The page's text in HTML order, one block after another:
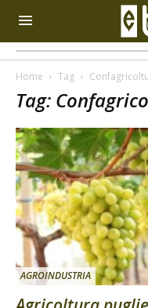
Home Tag
Tag:
AGROINDUSTRIA